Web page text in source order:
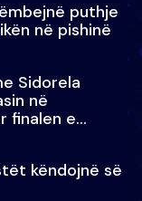
puthje
në pishinë
Sidorela
në
finalen e
këndojnë së